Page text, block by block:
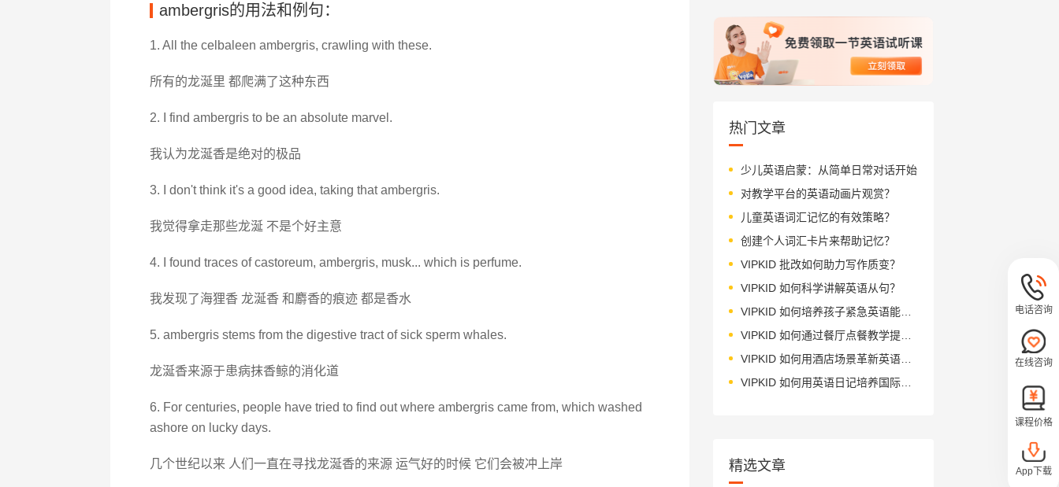
ambergris的用法和例句：
1. All the celbaleen ambergris, crawling with these.
所有的龙涎里 都爬满了这种东西
2. I find ambergris to be an absolute marvel.
我认为龙涎香是绝对的极品
3. I don't think it's a good idea, taking that ambergris.
我觉得拿走那些龙涎 不是个好主意
4. I found traces of castoreum, ambergris, musk... which is perfume.
我发现了海狸香 龙涎香 和麝香的痕迹 都是香水
5. ambergris stems from the digestive tract of sick sperm whales.
龙涎香来源于患病抹香鲸的消化道
6. For centuries, people have tried to find out where ambergris came from, which washed
ashore on lucky days.
几个世纪以来 人们一直在寻找龙涎香的来源 运气好的时候 它们会被冲上岸
热门文章
少儿英语启蒙：从简单日常对话开始
对教学平台的英语动画片观赏？
儿童英语词汇记忆的有效策略？
创建个人词汇卡片来帮助记忆？
VIPKID 批改如何助力写作质变？
VIPKID 如何科学讲解英语从句？
VIPKID 如何培养孩子紧急英语能力？
VIPKID 如何通过餐厅点餐教学提升少儿英语应用能力？
VIPKID 如何用酒店场景革新英语教学？
VIPKID 如何用英语日记培养国际化人才？
精选文章
电话咨询
在线咨询
课程价格
App下载